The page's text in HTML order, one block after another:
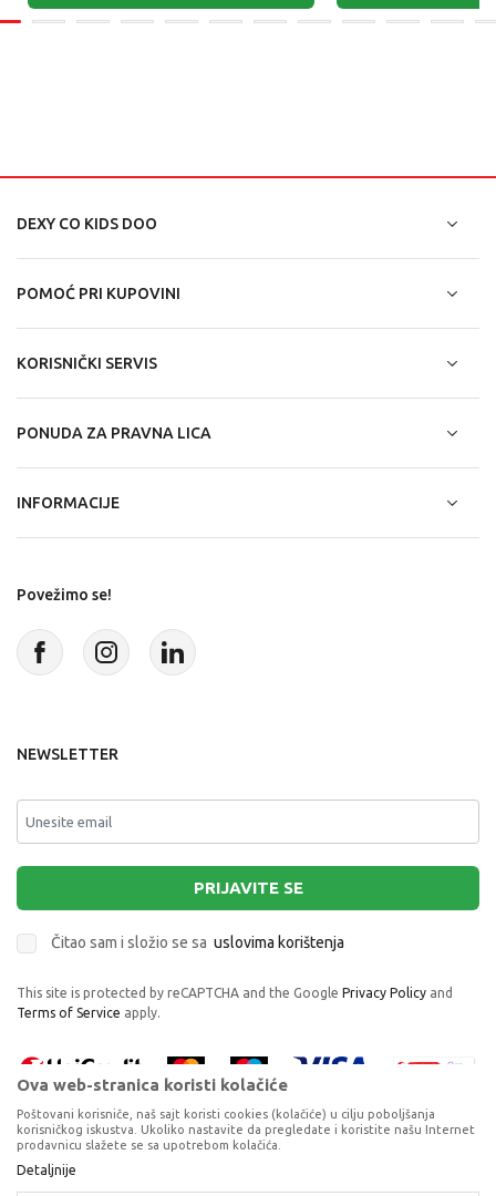
DEXY CO KIDS DOO
POMOĆ PRI KUPOVINI
KORISNIČKI SERVIS
PONUDA ZA PRAVNA LICA
INFORMACIJE
Povežimo se!
NEWSLETTER
PRIJAVITE SE
Čitao sam i složio se sa uslovima korištenja
This site is protected by reCAPTCHA and the Google Privacy Policy and
Terms of Service apply.
Proizvode na sajtu nastojimo da opišemo što je preciznije moguće, ali ne
možemo garantovati da su svi podaci i fotografije, navedeni u okrviru
Ova web-stranica koristi kolačiće
Poštovani korisniče, naš sajt koristi cookies (kolačiće) u cilju poboljšanja
korisničkog iskustva. Ukoliko nastavite da pregledate i koristite našu Internet
prodavnicu slažete se sa upotrebom kolačića.
Detaljnije